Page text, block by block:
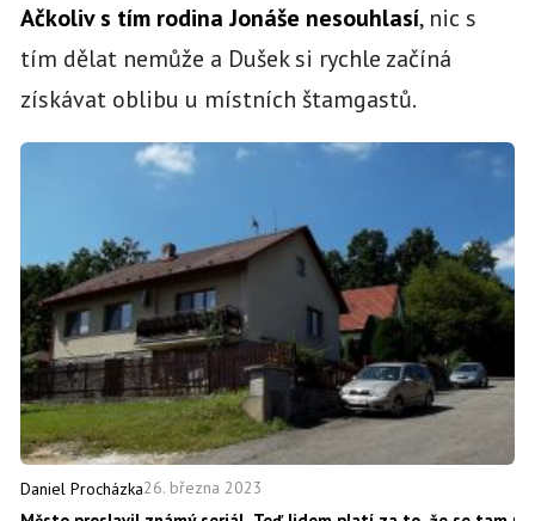
Ačkoliv s tím rodina Jonáše nesouhlasí, nic s
tím dělat nemůže a Dušek si rychle začíná
získávat oblibu u místních štamgastů.
Daniel Procházka26. března 2023